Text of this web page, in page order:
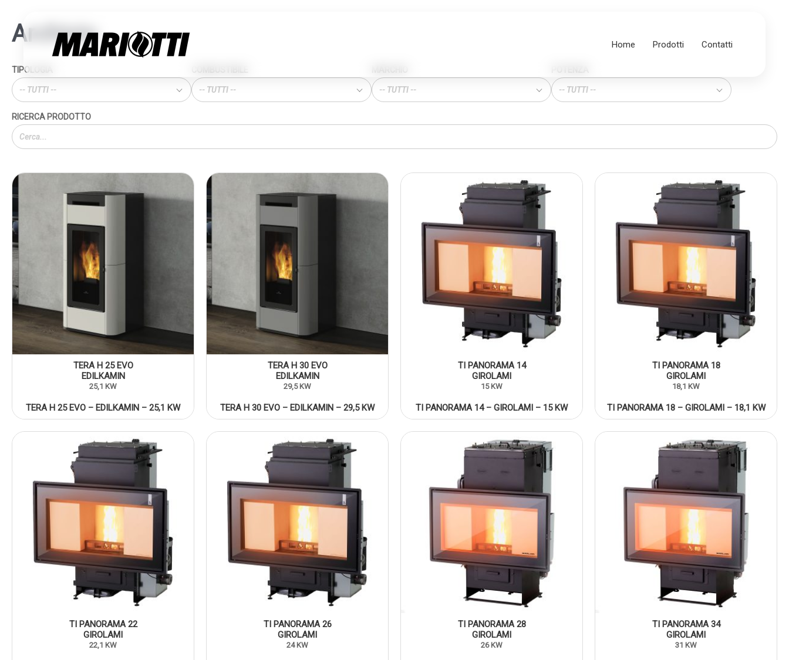
Home Prodotti Contatti
Archivio
TIPOLOGIA
-- TUTTI -- -- TUTTI -- -- TUTTI -- -- TUTTI --
Cerca
prodotti:
TERA H 25 EVO
EDILKAMIN
25,1 KW
TERA H 25 EVO – EDILKAMIN – 25,1 KW
TERA H 30 EVO
EDILKAMIN
29,5 KW
TERA H 30 EVO – EDILKAMIN – 29,5 KW
TI PANORAMA 14
GIROLAMI
15 KW
TI PANORAMA 14 – GIROLAMI – 15 KW
TI PANORAMA 18
GIROLAMI
18,1 KW
TI PANORAMA 18 – GIROLAMI – 18,1 KW
TI PANORAMA 22
GIROLAMI
22,1 KW
TI PANORAMA 26
GIROLAMI
24 KW
TI PANORAMA 28
GIROLAMI
26 KW
TI PANORAMA 34
GIROLAMI
31 KW